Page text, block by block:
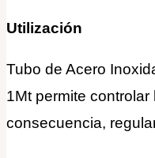
Utilización
Tubo de Acero
1Mt permite
consecuencia,